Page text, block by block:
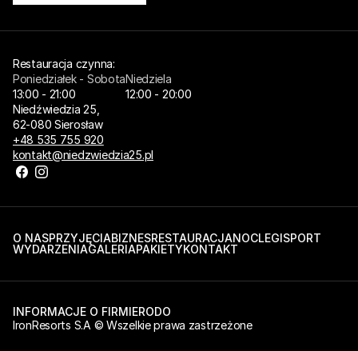
Restauracja czynna:
Poniedziałek - Sobota
13:00 - 21:00
Niedziela
12:00 - 20:00
Niedźwiedzia 25,
62-080 Sierosław
+48 535 755 920
kontakt@niedzwiedzia25.pl
O NASPRZYJĘCIABIZNESRESTAURACJANOCLEGISPORT
WYDARZENIAGALERIAPAKIETYKONTAKT
IronResorts S.A © Wszelkie prawa zastrzeżone
INFORMACJE O FIRMIERODO